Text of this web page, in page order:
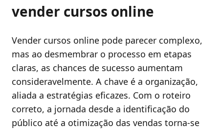
vender cursos online
Vender cursos online pode parecer complexo,
mas ao desmembrar o processo em etapas
claras, as chances de sucesso aumentam
consideravelmente. A chave é a organização,
aliada a estratégias eficazes. Com o roteiro
correto, a jornada desde a identificação do
público até a otimização das vendas torna-se